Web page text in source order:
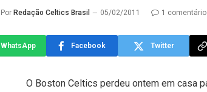
Por Redação Celtics Brasil 05/02/2011 1 comentário
WhatsApp Facebook Twitter
O Boston Celtics perdeu ontem em casa